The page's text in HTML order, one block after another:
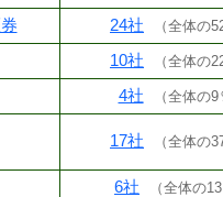
24社 （全体の
10社 （全体の
4社 （全体の9
17社 （全体の
6社 （全体の13